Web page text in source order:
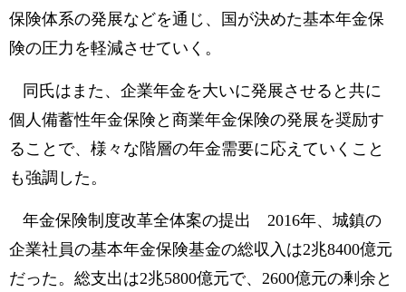
保険体系の発展などを通じ、国が決めた基本年金保
険の圧力を軽減させていく。
同氏はまた、企業年金を大いに発展させると共に
個人備蓄性年金保険と商業年金保険の発展を奨励す
ることで、様々な階層の年金需要に応えていくこと
も強調した。
年金保険制度改革全体案の提出 2016年、城鎮の
企業社員の基本年金保険基金の総収入は2兆8400億元
だった。総支出は2兆5800億元で、2600億元の剰余と